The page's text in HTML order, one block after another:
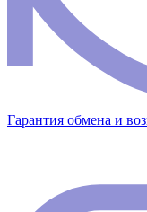
Гарантия обмена и